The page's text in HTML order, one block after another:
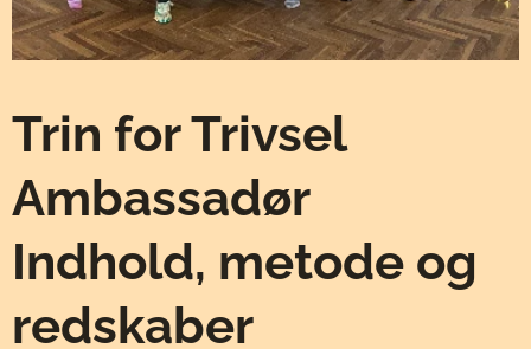
Trin for Trivsel
Ambassadør
Indhold, metode og
redskaber